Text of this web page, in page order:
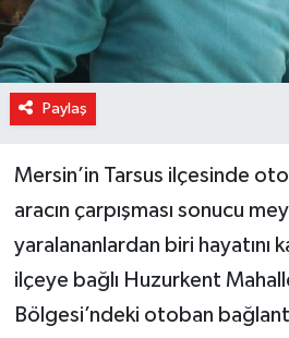
Paylaş
Mersin’in Tarsus ilçesinde
aracın çarpışması sonucu
yaralananlardan biri hayatını
ilçeye bağlı Huzurkent
Bölgesi’ndeki otoban
Sağlık
Siyaset
Son Dakika
Spor